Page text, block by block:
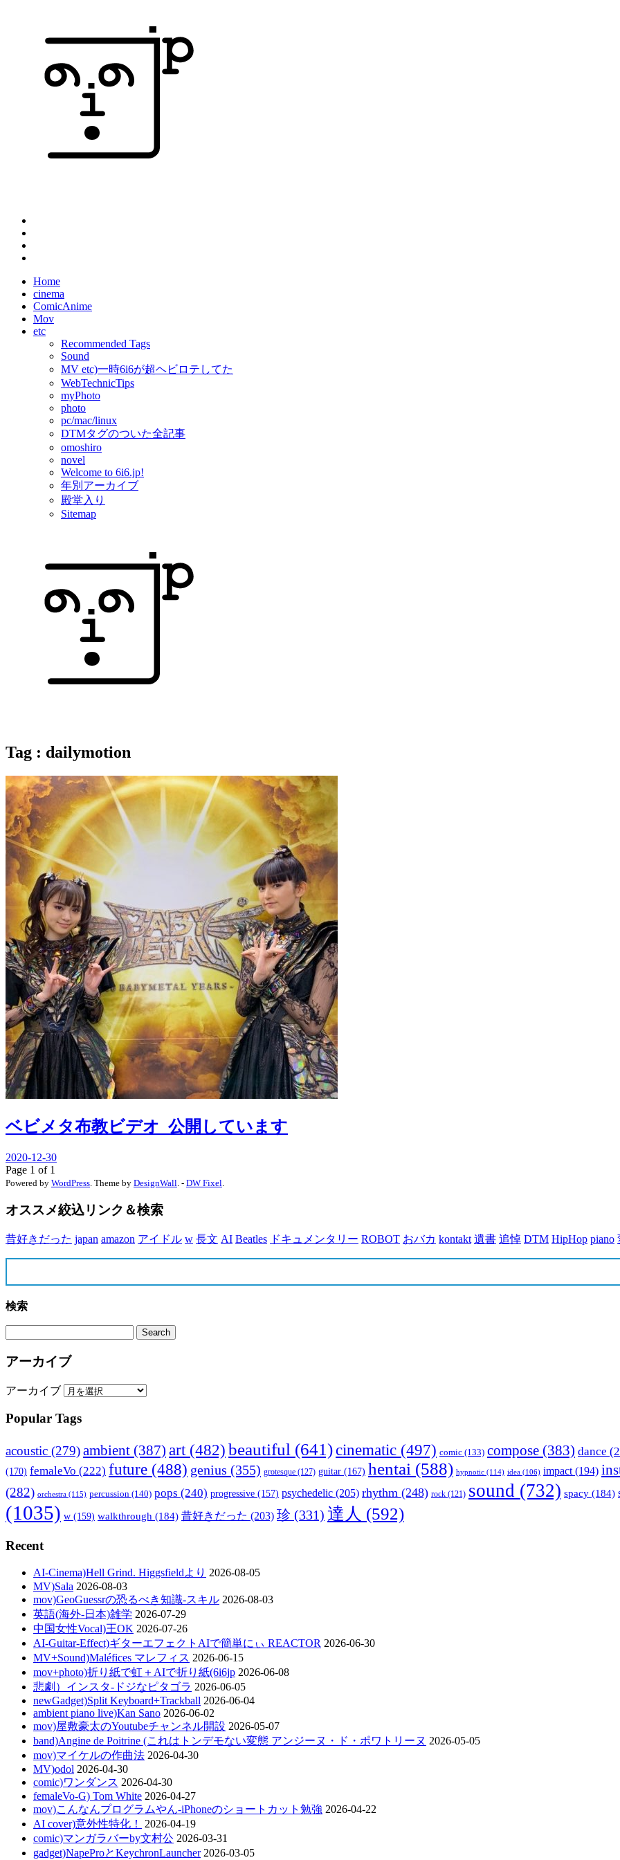
Home
cinema
ComicAnime
Mov
etc
Recommended Tags
Sound
MV etc)一時6i6が超ヘビロテしてた
WebTechnicTips
myPhoto
photo
pc/mac/linux
DTMタグのついた全記事
omoshiro
novel
Welcome to 6i6.jp!
年別アーカイブ
殿堂入り
Sitemap
Tag : dailymotion
ベビメタ布教ビデオ_公開しています
2020-12-30
Page 1 of 1
Powered by WordPress . Theme by DesignWall . - DW Fixel
オススメ絞込リンク＆検索
昔好きだった japan amazon アイドル w 長文 AI Beatles ドキュメンタリー ROBOT おバカ kontakt 遺書 追悼 DTM HipHop piano
検索
アーカイブ
アーカイブ
Popular Tags
acoustic (279)ambient (387) art (482) beautiful (641)cinematic (497) comic (133) compose (383) dance
(170) femaleVo (222) future (488) genius (355) grotesque (127) guitar (167) hentai (588) hypnotic (114) idea (106) impact (194)
(282) orchestra (115) percussion (140) pops (240) progressive (157) psychedelic (205) rhythm (248) rock (121) sound (732) spacy (184)
(1035) w (159) walkthrough (184) 昔好きだった (203) 珍 (331) 達人 (592)
Recent
AI-Cinema)Hell Grind. Higgsfieldより 2026-08-05
MV)Sala 2026-08-03
mov)GeoGuessrの恐るべき知識-スキル 2026-08-03
英語(海外-日本)雑学 2026-07-29
中国女性Vocal)王OK 2026-07-26
AI-Guitar-Effect)ギターエフェクトAIで簡単にぃ REACTOR 2026-06-30
MV+Sound)Maléfices マレフィス 2026-06-15
mov+photo)折り紙で虹＋AIで折り紙(6i6jp 2026-06-08
悲劇）インスタ-ドジなピタゴラ 2026-06-05
newGadget)Split Keyboard+Trackball 2026-06-04
ambient piano live)Kan Sano 2026-06-02
mov)屋敷豪太のYoutubeチャンネル開設 2026-05-07
band)Angine de Poitrine (これはトンデモない変態 アンジーヌ・ド・ポワトリーヌ 2026-05-05
mov)マイケルの作曲法 2026-04-30
MV)odol 2026-04-30
comic)ワンダンス 2026-04-30
femaleVo-G) Tom White 2026-04-27
mov)こんなんプログラムやん-iPhoneのショートカット勉強 2026-04-22
AI cover)意外性特化！
2026-04-19
comic)マンガラバーby文村公 2026-03-31
gadget)NapeProとKeychronLauncher 2026-03-05